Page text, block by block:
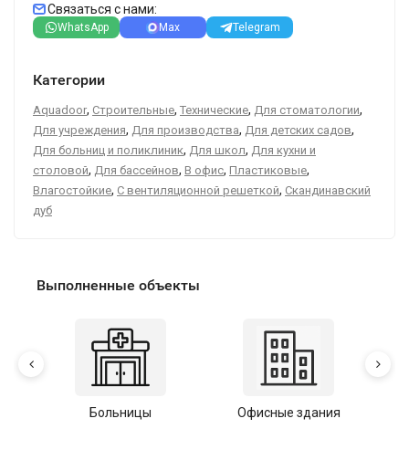
Связаться с нами:
WhatsApp Max Telegram
Категории
Aquadoor, Строительные, Технические, Для стоматологии,
Для учреждения, Для производства, Для детских садов,
Для больниц и поликлиник, Для школ, Для кухни и
столовой, Для бассейнов, В офис, Пластиковые,
Влагостойкие, С вентиляционной решеткой, Скандинавский
дуб
Выполненные объекты
Больницы Офисные здания